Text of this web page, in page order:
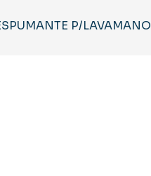
P/LAVAMANO